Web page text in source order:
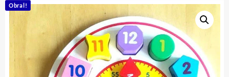
Obral!